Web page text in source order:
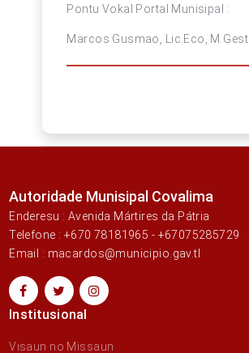
Pontu Vokal Portal Munisipal :
Marcos Gusmao, Lic.Eco, M.Gest
Autoridade Munisipal Covalima
Enderesu : Avenida Mártires da Pátria
Telefone : +670 78181965 - +67075285729
Email : macardos@municipio.gav.tl
Institusional
Visaun no Missaun